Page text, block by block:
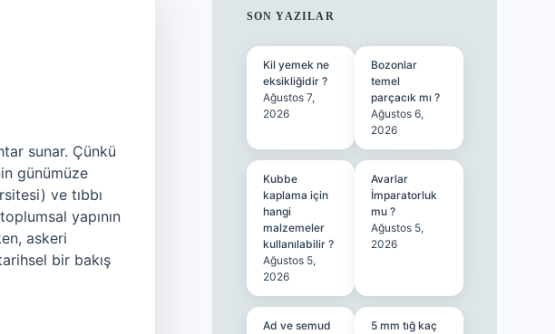
sunar. Çünkü
günümüze
ve tıbbı
yapının
askeri
bir bakış
SIDEBAR
SON YAZILAR
Kil yemek ne
eksikliğidir ?
Ağustos 7,
2026
Bozonlar
temel
parçacık mı ?
Ağustos 6,
2026
Kubbe
kaplama için
hangi
malzemeler
kullanılabilir ?
Ağustos 5,
2026
Avarlar
İmparatorluk
mu ?
Ağustos 5,
2026
Ad ve semud
5 mm tığ kaç